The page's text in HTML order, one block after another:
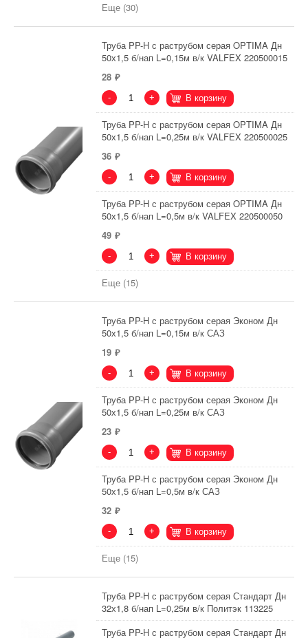
Еще (30)
Труба PP-H с раструбом серая OPTIMA Дн
50х1,5 б/нап L=0,15м в/к VALFEX 220500015
28
- + В корзину
Труба PP-H с раструбом серая OPTIMA Дн
50х1,5 б/нап L=0,25м в/к VALFEX 220500025
36
- + В корзину
Труба PP-H с раструбом серая OPTIMA Дн
50х1,5 б/нап L=0,5м в/к VALFEX 220500050
49
- + В корзину
Еще (15)
Труба PP-H с раструбом серая Эконом Дн
50х1,5 б/нап L=0,15м в/к САЗ
19
- + В корзину
Труба PP-H с раструбом серая Эконом Дн
50х1,5 б/нап L=0,25м в/к САЗ
23
- + В корзину
Труба PP-H с раструбом серая Эконом Дн
50х1,5 б/нап L=0,5м в/к САЗ
32
- + В корзину
Еще (15)
Труба PP-H с раструбом серая Стандарт Дн
32х1,8 б/нап L=0,25м в/к Политэк 113225
Труба PP-H с раструбом серая Стандарт Дн